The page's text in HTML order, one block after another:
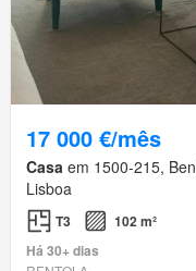
17 000 €/mês
Casa em 1500-215,
Lisboa
T3
102 m²
Há 30+ dias